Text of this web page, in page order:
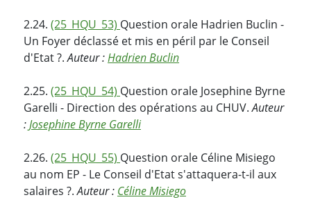
2.24. (25_HQU_53) Question orale Hadrien Buclin -
Un Foyer déclassé et mis en péril par le Conseil
d'Etat ?.Auteur :Hadrien Buclin
2.25. (25_HQU_54) Question orale Josephine Byrne
Garelli - Direction des opérations au CHUV.Auteur
:Josephine Byrne Garelli
2.26. (25_HQU_55) Question orale Céline Misiego
au nom EP - Le Conseil d'Etat s'attaquera-t-il aux
salaires ?.Auteur : Céline Misiego